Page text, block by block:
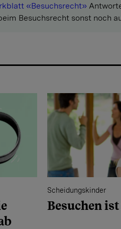
«Besuchsrecht»
Besuchsrecht sonst noch
Scheidungskinder
Besuchen